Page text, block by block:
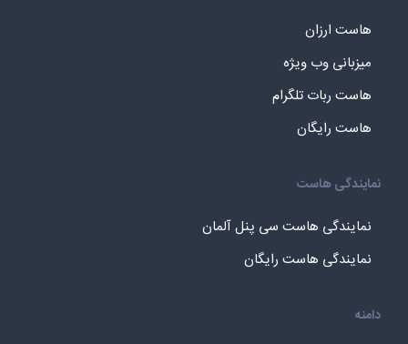
هاست ارزان
میزبانی وب ویژه
هاست ربات تلگرام
هاست رایگان
نمایندگی هاست
نمایندگی هاست سی پنل آلمان
نمایندگی هاست رایگان
دامنه